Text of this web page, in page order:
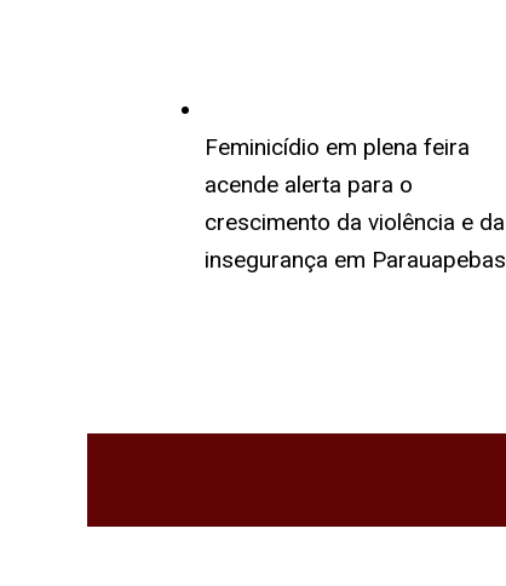
Feminicídio em plena feira
acende alerta para o
crescimento da violência e da
insegurança em Parauapebas